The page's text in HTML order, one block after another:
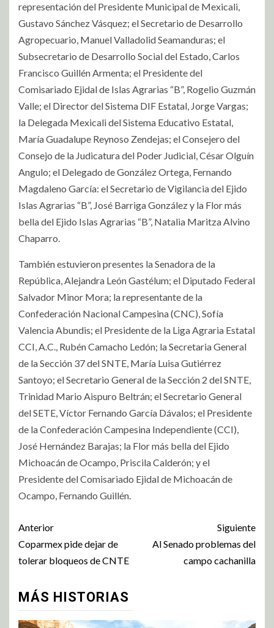
representación del Presidente Municipal de Mexicali,
Gustavo Sánchez Vásquez; el Secretario de Desarrollo
Agropecuario, Manuel Valladolid Seamanduras; el
Subsecretario de Desarrollo Social del Estado, Carlos
Francisco Guillén Armenta; el Presidente del
Comisariado Ejidal de Islas Agrarias “B”, Rogelio Guzmán
Valle; el Director del Sistema DIF Estatal, Jorge Vargas;
la Delegada Mexicali del Sistema Educativo Estatal,
María Guadalupe Reynoso Zendejas; el Consejero del
Consejo de la Judicatura del Poder Judicial, César Olguín
Angulo; el Delegado de González Ortega, Fernando
Magdaleno García: el Secretario de Vigilancia del Ejido
Islas Agrarias “B”, José Barriga González y la Flor más
bella del Ejido Islas Agrarias “B”, Natalia Maritza Alvino
Chaparro.
También estuvieron presentes la Senadora de la
República, Alejandra León Gastélum; el Diputado Federal
Salvador Minor Mora; la representante de la
Confederación Nacional Campesina (CNC), Sofía
Valencia Abundis; el Presidente de la Liga Agraria Estatal
CCI, A.C., Rubén Camacho Ledón; la Secretaria General
de la Sección 37 del SNTE, María Luisa Gutiérrez
Santoyo; el Secretario General de la Sección 2 del SNTE,
Trinidad Mario Aispuro Beltrán; el Secretario General
del SETE, Víctor Fernando García Dávalos; el Presidente
de la Confederación Campesina Independiente (CCI),
José Hernández Barajas; la Flor más bella del Ejido
Michoacán de Ocampo, Priscila Calderón; y el
Presidente del Comisariado Ejidal de Michoacán de
Ocampo, Fernando Guillén.
Anterior
Coparmex pide dejar de
tolerar bloqueos de CNTE
Siguiente
Al Senado problemas del
campo cachanilla
MÁS HISTORIAS